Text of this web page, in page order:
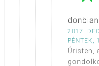
2017.
PÉNTEK,
Úristen,